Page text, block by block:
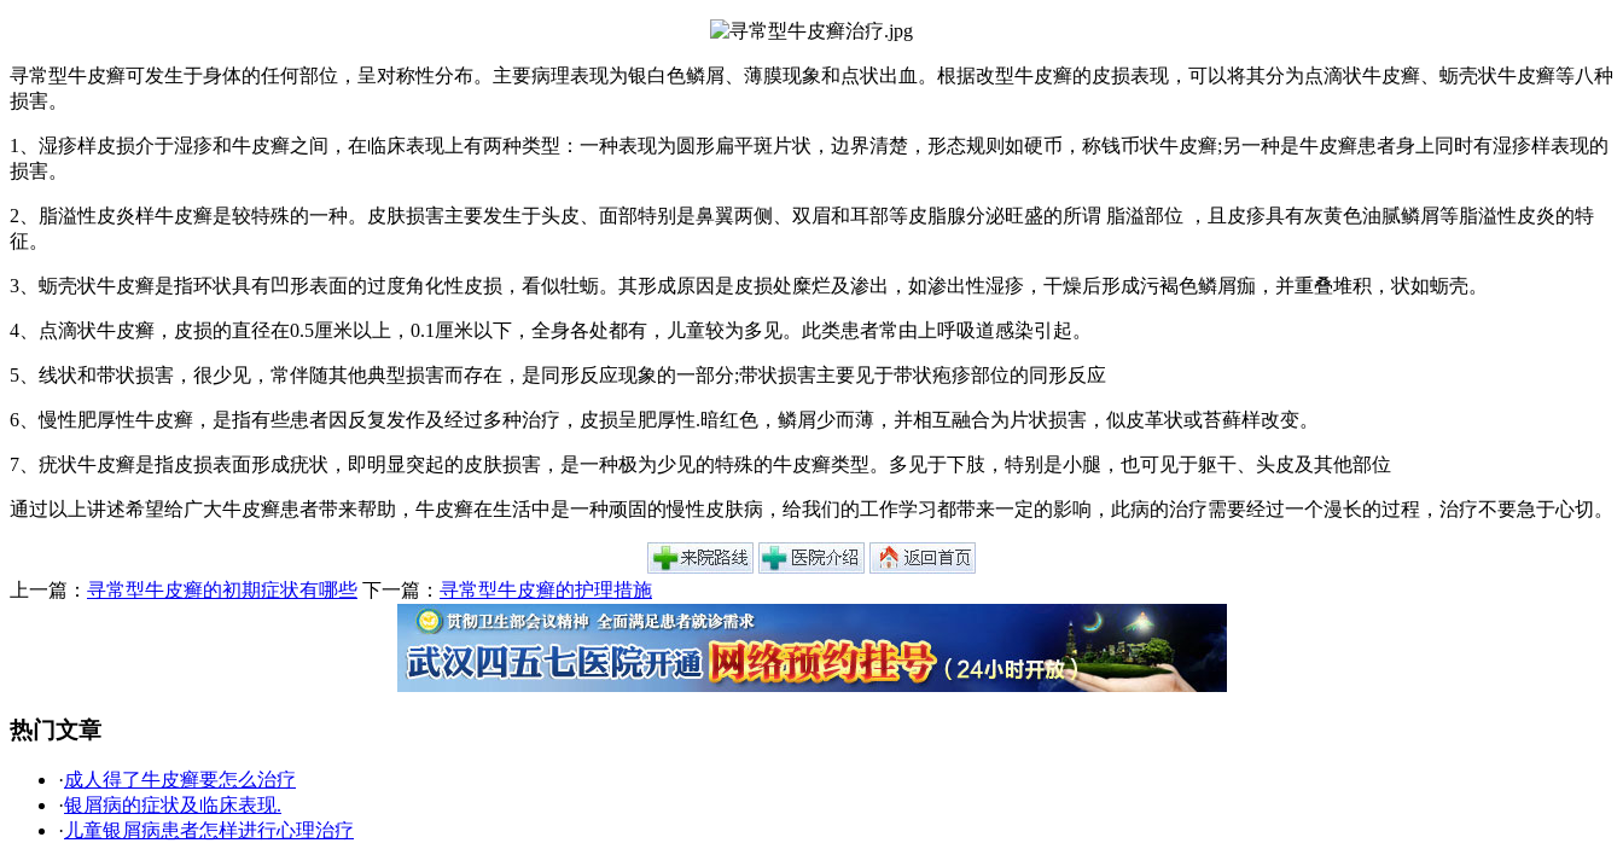
寻常型牛皮癣可发生于身体的任何部位，呈对称性分布。主要病理表现为银白色鳞屑、薄膜现象和点状出血。根据改型牛皮癣的皮损表现，可以将其分为点滴状牛皮癣、蛎壳状牛皮癣等八种
损害。
1、湿疹样皮损介于湿疹和牛皮癣之间，在临床表现上有两种类型：一种表现为圆形扁平斑片状，边界清楚，形态规则如硬币，称钱币状牛皮癣;另一种是牛皮癣患者身上同时有湿疹样表现的
损害。
2、脂溢性皮炎样牛皮癣是较特殊的一种。皮肤损害主要发生于头皮、面部特别是鼻翼两侧、双眉和耳部等皮脂腺分泌旺盛的所谓 脂溢部位 ，且皮疹具有灰黄色油腻鳞屑等脂溢性皮炎的特
征。
3、蛎壳状牛皮癣是指环状具有凹形表面的过度角化性皮损，看似牡蛎。其形成原因是皮损处糜烂及渗出，如渗出性湿疹，干燥后形成污褐色鳞屑痂，并重叠堆积，状如蛎壳。
4、点滴状牛皮癣，皮损的直径在0.5厘米以上，0.1厘米以下，全身各处都有，儿童较为多见。此类患者常由上呼吸道感染引起。
5、线状和带状损害，很少见，常伴随其他典型损害而存在，是同形反应现象的一部分;带状损害主要见于带状疱疹部位的同形反应
6、慢性肥厚性牛皮癣，是指有些患者因反复发作及经过多种治疗，皮损呈肥厚性.暗红色，鳞屑少而薄，并相互融合为片状损害，似皮革状或苔藓样改变。
7、疣状牛皮癣是指皮损表面形成疣状，即明显突起的皮肤损害，是一种极为少见的特殊的牛皮癣类型。多见于下肢，特别是小腿，也可见于躯干、头皮及其他部位
通过以上讲述希望给广大牛皮癣患者带来帮助，牛皮癣在生活中是一种顽固的慢性皮肤病，给我们的工作学习都带来一定的影响，此病的治疗需要经过一个漫长的过程，治疗不要急于心切。
上一篇： 寻常型牛皮癣的初期症状有哪些 下一篇： 寻常型牛皮癣的护理措施
热门文章
·成人得了牛皮癣要怎么治疗
·银屑病的症状及临床表现.
· 儿童银屑病患者怎样进行心理治疗